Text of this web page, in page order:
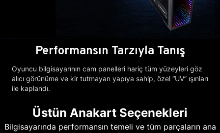
Performansın Tarzıyla Tanış
Oyuncu bilgisayarının cam panelleri hariç tüm yüzeyleri göz
alıcı görünüme ve kir tutmayan yapıya sahip, özel “UV” ışınları
ile kaplandı.
Üstün Anakart Seçenekleri
Bilgisayarında performansın temeli ve tüm parçaların ana